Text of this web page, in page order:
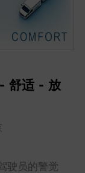
舒适 - 放
驶员的警觉